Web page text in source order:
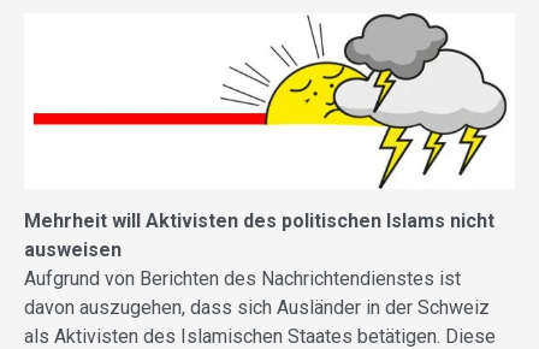
Mehrheit will Aktivisten des politischen Islams nicht
ausweisen
Aufgrund von Berichten des Nachrichtendienstes ist
davon auszugehen, dass sich Ausländer in der Schweiz
als Aktivisten des Islamischen Staates betätigen. Diese